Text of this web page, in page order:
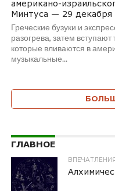
американо-
Минтуса — 29 декабря
Греческие бузуки и
разогрева, затем
которые вливаются в
музыкальные...
ГЛАВНОЕ